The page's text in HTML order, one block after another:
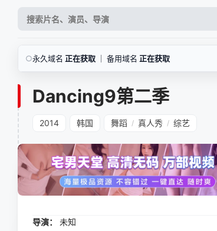
○永久域名 正在获取 ｜ 备用域名 正在获取
Dancing9第二季
2014 韩国 舞蹈 / 真人秀 / 综艺
导演：
未知